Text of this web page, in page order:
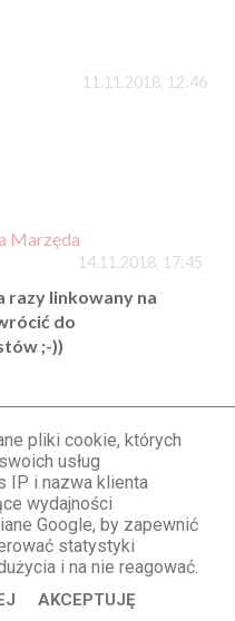
11.11.2018, 12:46
Marzęda
14.11.2018, 17:45
razy linkowany na
do
;-))
11.11.2018, 13:12
od Ciebie i nie
tak krotkiej spodnicy,
pliki cookie, których
usług
IP i nazwa klienta
wydajności
Google, by zapewnić
statystyki
i na nie reagować.
AKCEPTUJĘ